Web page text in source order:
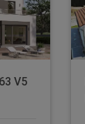
V5